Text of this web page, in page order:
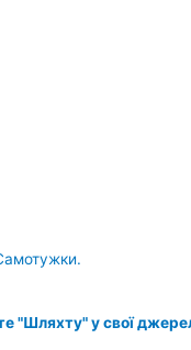
"Шляхту" у свої